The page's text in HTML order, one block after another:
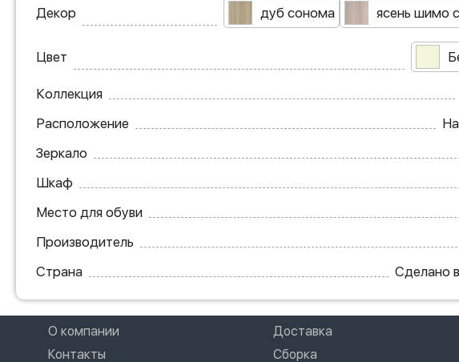
Декор дуб сонома ясень шимо
Цвет
Коллекция
Расположение
Зеркало
Шкаф
Место для обуви
Производитель
Страна
Сделано
О компании
Доставка
Контакты
Сборка